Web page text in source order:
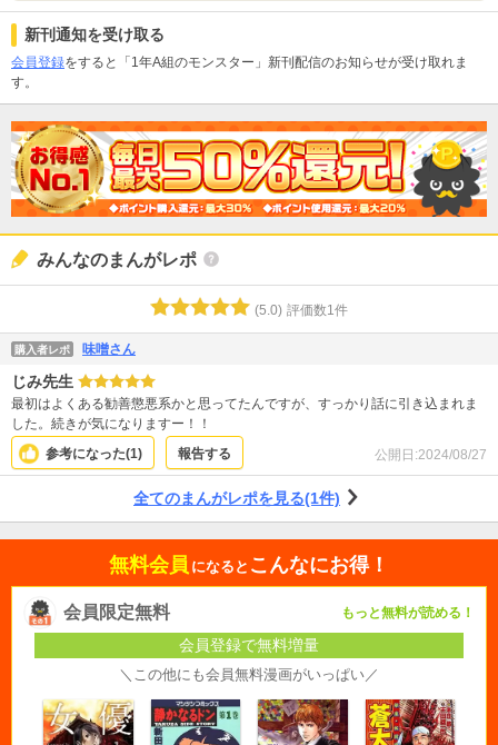
新刊通知を受け取る
会員登録をすると「1年A組のモンスター」新刊配信のお知らせが受け取れま
す。
みんなのまんがレポ
(5.0) 評価数1件
購入者レポ 味噌さん
じみ先生
最初はよくある勧善懲悪系かと思ってたんですが、すっかり話に引き込まれま
した。続きが気になりますー！！
参考になった(1) 報告する 公開日:2024/08/27
全てのまんがレポを見る(1件)
無料会員 になると こんなにお得！
会員限定無料 もっと無料が読める！
会員登録で無料増量
＼この他にも会員無料漫画がいっぱい／